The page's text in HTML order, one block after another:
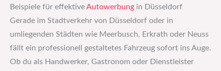
Beispiele für effektive Autowerbung in Düsseldorf
Gerade im Stadtverkehr von Düsseldorf oder in
umliegenden Städten wie Meerbusch, Erkrath oder Neuss
fällt ein professionell gestaltetes Fahrzeug sofort ins Auge.
Ob du als Handwerker, Gastronom oder Dienstleister